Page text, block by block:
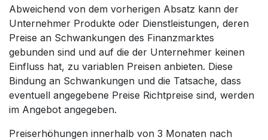
Abweichend von dem vorherigen Absatz kann der
Unternehmer Produkte oder Dienstleistungen, deren
Preise an Schwankungen des Finanzmarktes
gebunden sind und auf die der Unternehmer keinen
Einfluss hat, zu variablen Preisen anbieten. Diese
Bindung an Schwankungen und die Tatsache, dass
eventuell angegebene Preise Richtpreise sind, werden
im Angebot angegeben.
Preiserhöhungen innerhalb von 3 Monaten nach